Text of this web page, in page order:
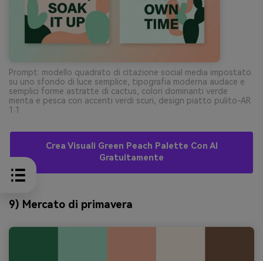
Prompt: modello quadrato di citazione social media impostato
su uno sfondo di luce semplice, tipografia moderna audace e
semplici forme astratte di cactus, colori dominanti verde
menta e pesca con accenti verdi scuri, design piatto pulito-AR
1:1
Crea Visuali Green Peach Palette Con AI
Gratuitamente
9) Mercato di primavera